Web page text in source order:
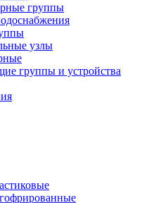
группы
узлы
группы и устройства